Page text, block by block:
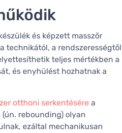
és képzett masszőr
technikától, a rendszerességtől
teljes mértékben a
és enyhülést hozhatnak a
otthoni serkentésére a
rebounding) olyan
ezáltal mechanikusan